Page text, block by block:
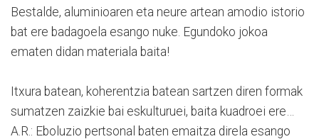
Bestalde, aluminioaren eta neure artean amodio istorio
bat ere badagoela esango nuke. Egundoko jokoa
ematen didan materiala baita!
Itxura batean, koherentzia batean sartzen diren formak
sumatzen zaizkie bai eskulturuei, baita kuadroei ere…
A.R.: Eboluzio pertsonal baten emaitza direla esango